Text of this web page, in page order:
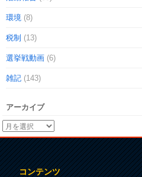
環境 (8)
税制 (13)
選挙戦動画 (6)
雑記 (143)
アーカイブ
コンテンツ